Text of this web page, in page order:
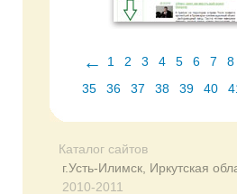
← 1 2 3 4 5 6 7 8
35
36 37 38 39 40
Каталог сайтов
г.Усть-Илимск, Иркутская
2010-2011